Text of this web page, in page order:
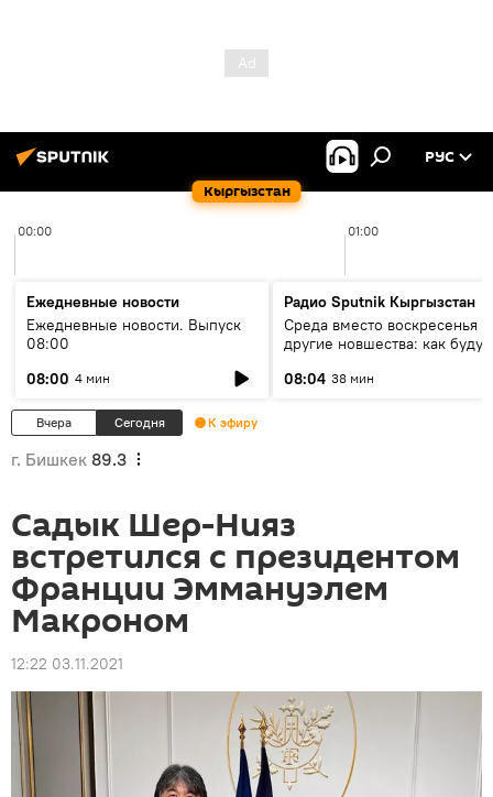
Кыргызстан
РУС
00:00 01:00
Ежедневные новости
Ежедневные новости. Выпуск
08:00
08:00 4 мин
Радио Sputnik Кыргызстан
Среда вместо воскресенья и
другие новшества: как будут
08:04 38 мин
Вчера Сегодня К эфиру
г. Бишкек 89.3
Садык Шер-Нияз
встретился с президентом
Франции Эммануэлем
Макроном
12:22 03.11.2021